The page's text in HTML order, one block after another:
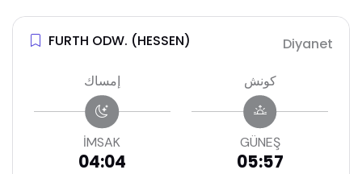
FURTH ODW. (HESSEN) Diyanet
إمساك
İMSAK
04:04
كونش
GÜNEŞ
05:57